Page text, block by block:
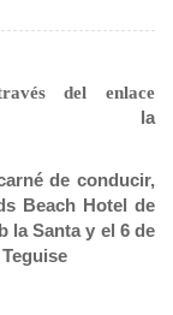
del enlace
la
de conducir,
Beach Hotel de
la Santa y el 6 de